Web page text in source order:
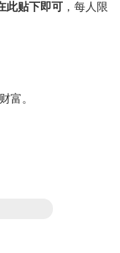
此贴下即可 ，每人限
富。